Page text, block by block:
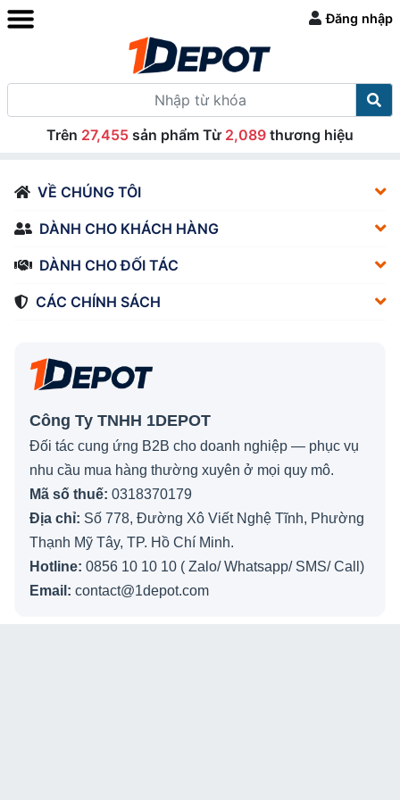
Đăng nhập
Trên 27,455 sản phẩm Từ 2,089 thương hiệu
VỀ CHÚNG TÔI
DÀNH CHO KHÁCH HÀNG
DÀNH CHO ĐỐI TÁC
CÁC CHÍNH SÁCH
Công Ty TNHH 1DEPOT
Đối tác cung ứng B2B cho doanh nghiệp — phục vụ
nhu cầu mua hàng thường xuyên ở mọi quy mô.
Mã số thuế: 0318370179
Địa chỉ: Số 778, Đường Xô Viết Nghệ Tĩnh, Phường
Thạnh Mỹ Tây, TP. Hồ Chí Minh.
Hotline: 0856 10 10 10 ( Zalo/ Whatsapp/ SMS/ Call)
Email: contact@1depot.com